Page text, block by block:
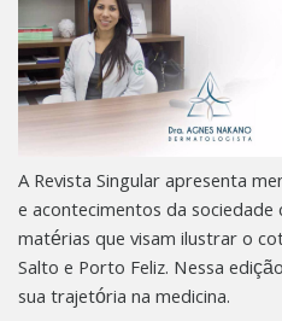
A Revista Singular apresenta
e acontecimentos da
matérias que visam ilustrar o
Salto e Porto Feliz. Nessa
sua trajetória na medicina.